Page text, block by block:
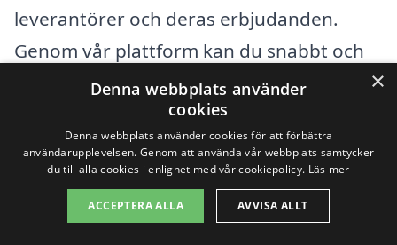
leverantörer och deras erbjudanden.
Genom vår plattform kan du snabbt och
enkelt få tillgång till flera anbud från
professionella städföretag.
När du söker efter företagsstäd i
Enköping, kan det vara bra att titta på
×
Denna webbplats använder
cookies
Denna webbplats använder cookies för att förbättra
användarupplevelsen. Genom att använda vår webbplats samtycker
du till alla cookies i enlighet med vår cookiepolicy. Läs mer
ACCEPTERA ALLA AVVISA ALLT